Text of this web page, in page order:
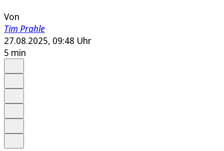
Von
Tim Prahle
27.08.2025, 09:48 Uhr
5 min